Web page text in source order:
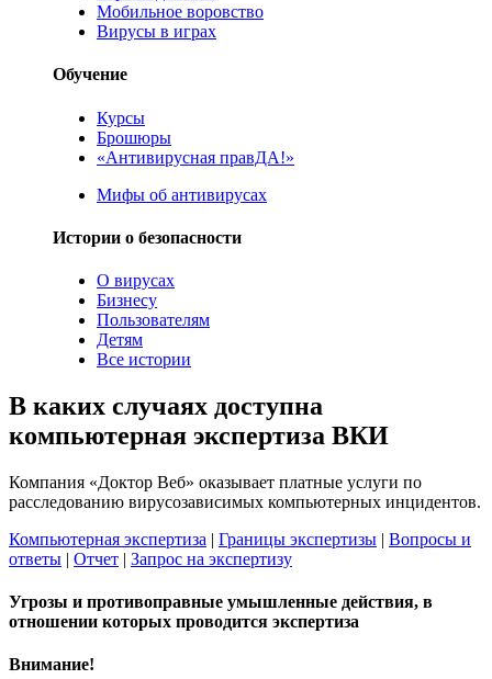
Мобильное воровство
Вирусы в играх
Обучение
Курсы
Брошюры
«Антивирусная правДА!»
Мифы об антивирусах
Истории о безопасности
О вирусах
Бизнесу
Пользователям
Детям
Все истории
В каких случаях доступна
компьютерная экспертиза ВКИ
Компания «Доктор Веб» оказывает платные услуги по
расследованию вирусозависимых компьютерных инцидентов.
Компьютерная экспертиза | Границы экспертизы | Вопросы и
ответы | Отчет | Запрос на экспертизу
Угрозы и противоправные умышленные действия, в
отношении которых проводится экспертиза
Внимание!